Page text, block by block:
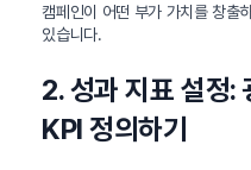
캠페인이 어떤 부가 가치를 창출
있습니다.
2. 성과 지표 설정:
KPI 정의하기